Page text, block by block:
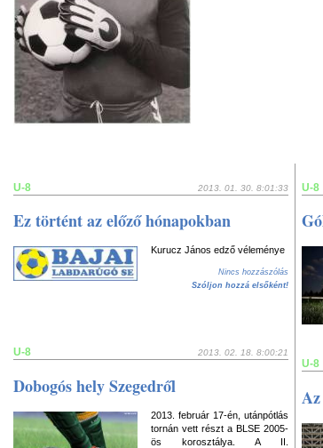
U-8 2013. 01. 30. 8:01:33
Ez történt az előző hónapokban
Kurucz János edző véleménye
Nincs hozzászólás
Szóljon hozzá elsőként!
U-8 2013. 02. 18. 8:00:21
Dobogós hely Szegedről
2013. február 17-én, utánpótlás
tornán vett részt a BLSE 2005-
ös korosztálya. A II.
U-8
U-8